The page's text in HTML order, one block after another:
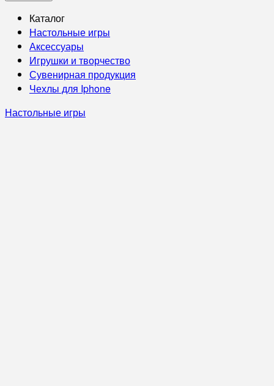
Каталог
Настольные игры
Аксессуары
Игрушки и творчество
Сувенирная продукция
Чехлы для Iphone
Настольные игры